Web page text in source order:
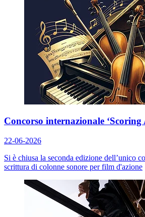
Concorso internazionale ‘Scoring
22-06-2026
Si è chiusa la seconda edizione dell’unico
scrittura di colonne sonore per film d'azione